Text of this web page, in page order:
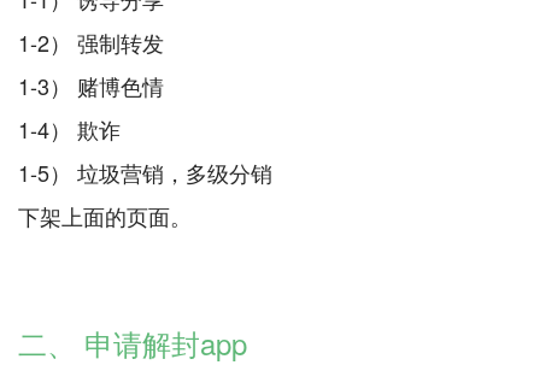
1-2） 强制转发
1-3） 赌博色情
1-4） 欺诈
1-5） 垃圾营销，多级分销
下架上面的页面。
二、 申请解封app